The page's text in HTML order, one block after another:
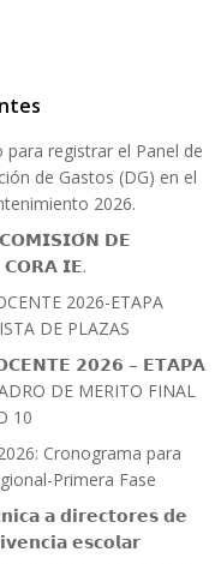
registrar el Panel de
de Gastos (DG) en el
2026.
𝗗𝗘
𝗜𝗘.
2026-ETAPA
DE PLAZAS
𝟮𝟬𝟮𝟲 – 𝗘𝗧𝗔𝗣𝗔
DE MERITO FINAL
10
Cronograma para
Primera Fase
𝗮 𝗱𝗶𝗿𝗲𝗰𝘁𝗼𝗿𝗲𝘀 𝗱𝗲
𝗲𝘀𝗰𝗼𝗹𝗮𝗿